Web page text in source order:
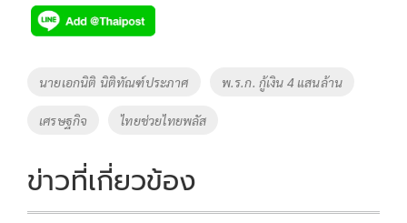
e
b
o
o
k
tt
er
p
y
Li
n
k
Tags
นายเอกนิติ นิติทัณฑ์ประภาศ พ.ร.ก. กู้เงิน 4 แสนล้าน
เศรษฐกิจ ไทยช่วยไทยพลัส
ข่าวที่เกี่ยวข้อง